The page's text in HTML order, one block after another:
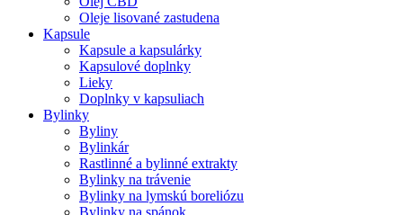
Oleje lisované zastudena
Kapsule
Kapsule a kapsulárky
Kapsulové doplnky
Lieky
Doplnky v kapsuliach
Bylinky
Byliny
Bylinkár
Rastlinné a bylinné extrakty
Bylinky na trávenie
Bylinky na lymskú boreliózu
Bylinky na spánok